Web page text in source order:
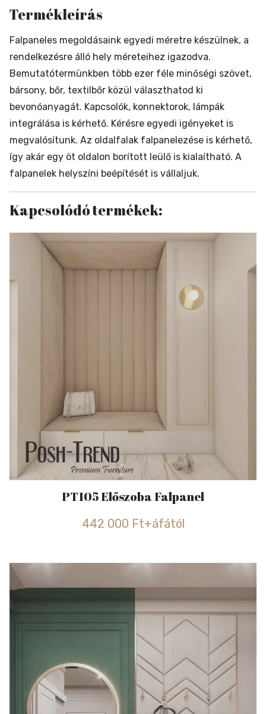
Termékleírás
Falpaneles megoldásaink egyedi méretre készülnek, a
rendelkezésre álló hely méreteihez igazodva.
Bemutatótermünkben több ezer féle minőségi szövet,
bársony, bőr, textilbőr közül választhatod ki
bevonóanyagát. Kapcsolók, konnektorok, lámpák
integrálása is kérhető. Kérésre egyedi igényeket is
megvalósítunk. Az oldalfalak falpanelezése is kérhető,
így akár egy öt oldalon borított leülő is kialaítható. A
falpanelek helyszíni beépítését is vállaljuk.
Kapcsolódó termékek:
PT105 Előszoba Falpanel
442 000 Ft+áfától